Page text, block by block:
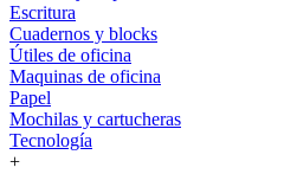
Escritura
Cuadernos y blocks
Útiles de oficina
Maquinas de oficina
Papel
Mochilas y cartucheras
Tecnología
+